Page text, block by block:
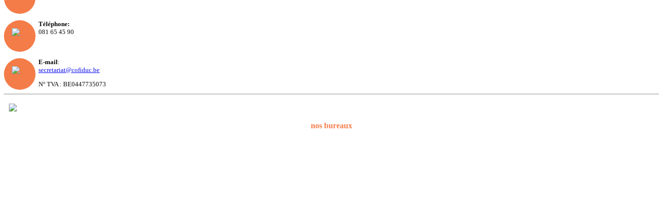
Téléphone:
081 65 45 90
E-mail:
secretariat@cofiduc.be
N° TVA : BE0447735073
nos bureaux